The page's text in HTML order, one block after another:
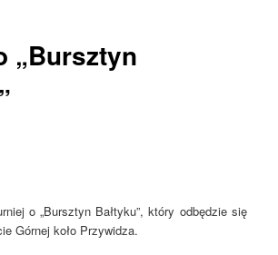
„Bursztyn
o „Bursztyn Bałtyku”, który odbędzie się
Górnej koło Przywidza.